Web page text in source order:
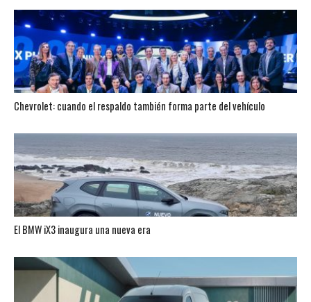
Chevrolet: cuando el respaldo también forma parte del vehículo
El BMW iX3 inaugura una nueva era